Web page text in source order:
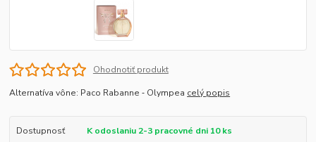
Ohodnotiť produkt
Alternatíva vône: Paco Rabanne ‐ Olympea celý popis
Dostupnosť K odoslaniu 2-3 pracovné dni 10 ks